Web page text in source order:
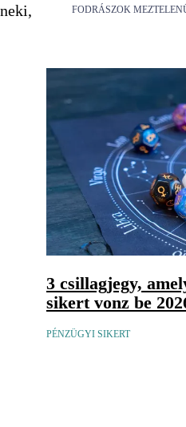
FODRÁSZOK
3 csillagjegy,
sikert vonz be
PÉNZÜGYI SIKERT